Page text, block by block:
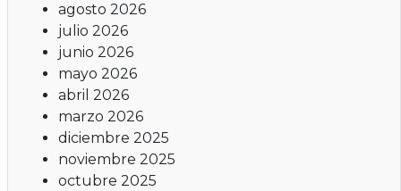
agosto 2026
julio 2026
junio 2026
mayo 2026
abril 2026
marzo 2026
diciembre 2025
noviembre 2025
octubre 2025